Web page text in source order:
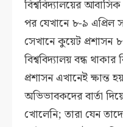
বিশ্ববিদ্যালয়ের
পর যেখানে ৮-৯ এপ্রিল
সেখানে কুয়েট প্রশাসন ৮
বিশ্ববিদ্যালয় বন্ধ থাকার
প্রশাসন এখানেই ক্ষান্ত
অভিভাবকদের বার্তা
খোলেনি; তারা যেন